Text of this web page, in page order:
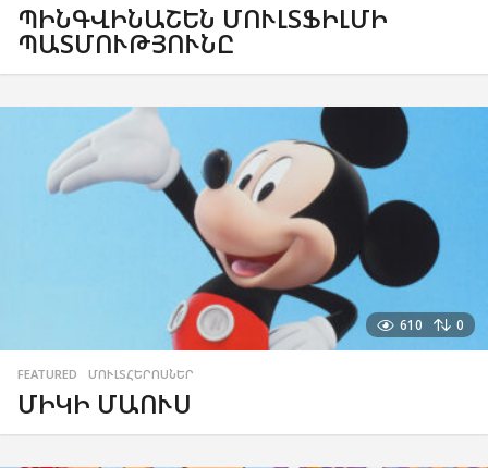
ՊԻՆԳՎԻՆԱՇԵՆ ՄՈՒԼՏՖԻԼՄԻ
ՊԱՏՄՈՒԹՅՈՒՆԸ
610 0
FEATURED ,ՄՈՒԼՏՀԵՐՈՍՆԵՐ
ՄԻԿԻ ՄԱՈՒՍ